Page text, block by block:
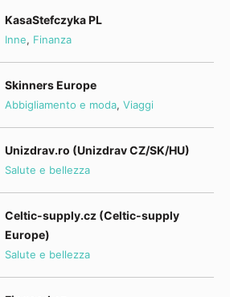
KasaStefczyka PL
Inne, Finanza
Skinners Europe
Abbigliamento e moda, Viaggi
Unizdrav.ro (Unizdrav CZ/SK/HU)
Salute e bellezza
Celtic-supply.cz (Celtic-supply
Europe)
Salute e bellezza